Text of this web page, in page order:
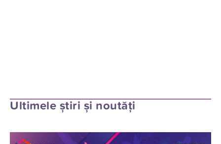
Ultimele știri și noutăți